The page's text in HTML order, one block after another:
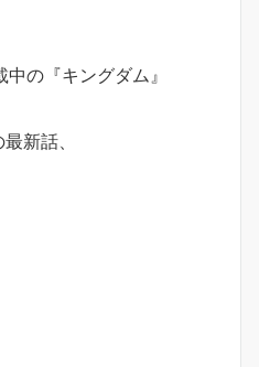
の『キングダム』
新話、